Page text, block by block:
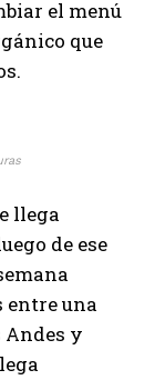
el menú
que
llega
de ese
entre una
Andes y